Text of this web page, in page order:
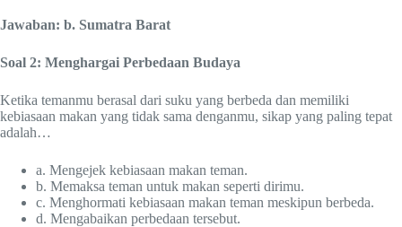
Jawaban: b. Sumatra Barat
Soal 2: Menghargai Perbedaan Budaya
Ketika temanmu berasal dari suku yang berbeda dan memiliki
kebiasaan makan yang tidak sama denganmu, sikap yang paling tepat
adalah…
a. Mengejek kebiasaan makan teman.
b. Memaksa teman untuk makan seperti dirimu.
c. Menghormati kebiasaan makan teman meskipun berbeda.
d. Mengabaikan perbedaan tersebut.